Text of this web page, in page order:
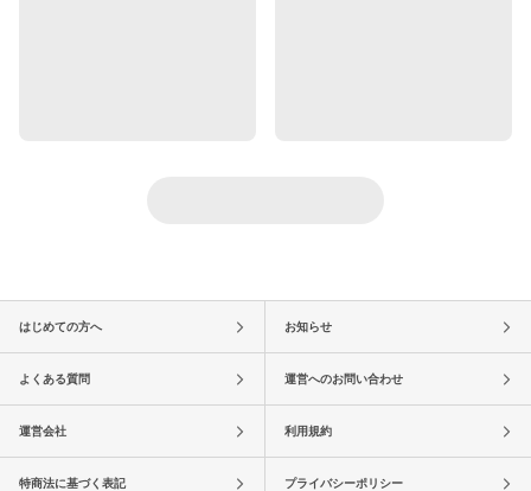
はじめての方へ お知らせ
よくある質問 運営へのお問い合わせ
運営会社 利用規約
特商法に基づく表記 プライバシーポリシー